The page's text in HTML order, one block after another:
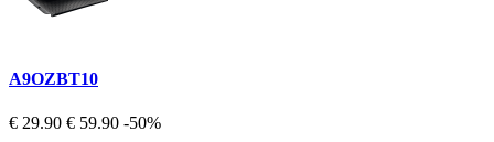
A9OZBT10
€ 29.90 € 59.90 -50%